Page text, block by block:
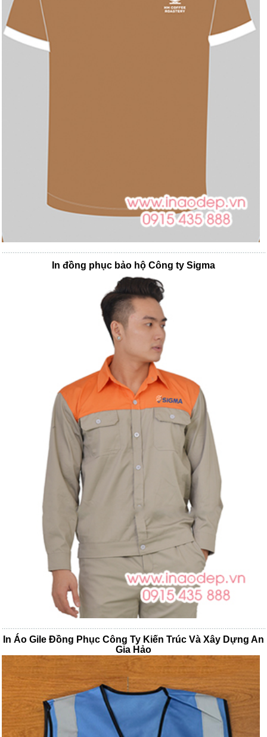
In đồng phục bảo hộ Công ty Sigma
In Áo Gile Đồng Phục Công Ty Kiến Trúc Và Xây Dựng An
Gia Hảo